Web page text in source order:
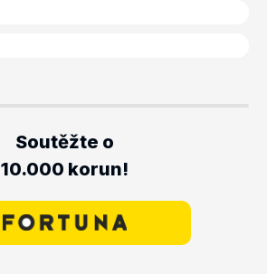
Soutěžte o
10.000 korun!